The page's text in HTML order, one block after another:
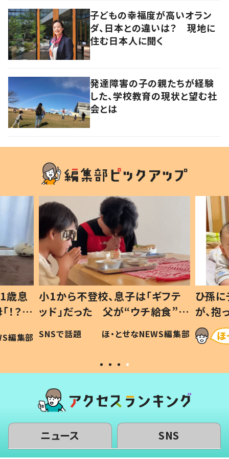
子どもの幸福度が高いオラン
ダ、日本との違いは？ 現地に
住む日本人に聞く
発達障害の子の親たちが経験
した、学校教育の現状と望む社
会とは
歳息
？」
編集部
小1から不登校、息子は「ギフテ
ッド」だった 父が“ウチ給食”を
作り続ける理由とは #令和の親
#令和の子
SNSで話題 ほ・とせなNEWS編集部
ひ孫
が、
「涙が
い」
ニュース SNS